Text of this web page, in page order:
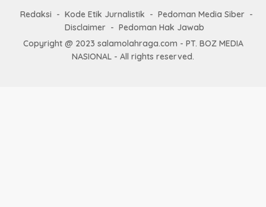
Redaksi Kode Etik Jurnalistik
Pedoman Media Siber
Disclaimer
Pedoman Hak Jawab
Copyright @ 2023 salamolahraga.com - PT. BOZ MEDIA
NASIONAL - All rights reserved.